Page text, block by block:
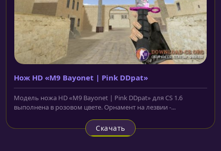
Нож HD «M9 Bayonet | Pink DDpat»
Модель ножа HD «M9 Bayonet | Pink DDpat» для CS 1.6
выполнена в розовом цвете. Орнамент на лезвии -...
Скачать